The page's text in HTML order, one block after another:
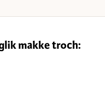
makke troch: